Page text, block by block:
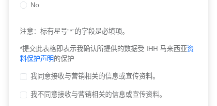
No
注意：标有星号“*”的字段是必填项。
*提交此表格即表示我确认所提供的数据受 IHH 马来西亚资
料保护声明的保护
我同意接收与营销相关的信息或宣传资料。
我不同意接收与营销相关的信息或宣传资料。